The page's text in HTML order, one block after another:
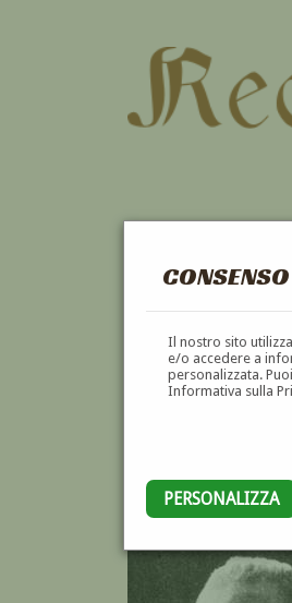
Il nostro sito
e/o accedere a
personalizzata.
Informativa sulla
PERSONALIZZA
ANNIBALE